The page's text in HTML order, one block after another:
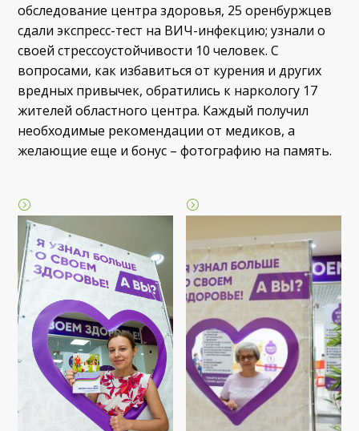
обследование центра здоровья, 25 оренбуржцев
сдали экспресс-тест на ВИЧ-инфекцию; узнали о
своей стрессоустойчивости 10 человек. С
вопросами, как избавиться от курения и других
вредных привычек, обратились к наркологу 17
жителей областного центра. Каждый получил
необходимые рекомендации от медиков, а
желающие еще и бонус – фотографию на память.